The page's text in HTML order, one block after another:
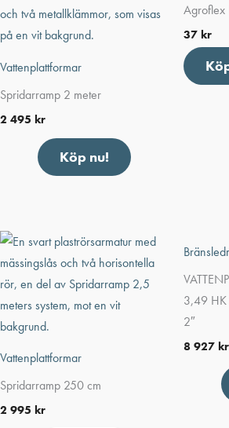
Vattenplattformar
Spridarramp 2 meter
2 495 kr
Köp nu!
Agroflex
37 kr
Vattenplattformar
Spridarramp 250 cm
2 995 kr
3,49 HK
2″
8 927 kr